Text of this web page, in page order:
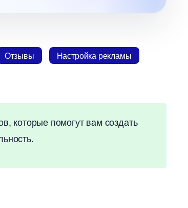
Отзывы
Настройка рекламы
которые помогут вам создать